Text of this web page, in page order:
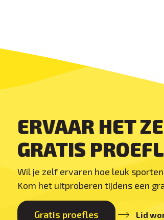
ERVAAR HET
GRATIS
Wil je zelf ervaren hoe leuk
Kom het uitproberen tijdens een
Gratis proefles Lid